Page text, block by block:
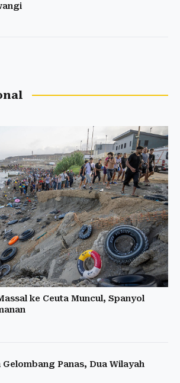
ke Ceuta Muncul, Spanyol
Panas, Dua Wilayah